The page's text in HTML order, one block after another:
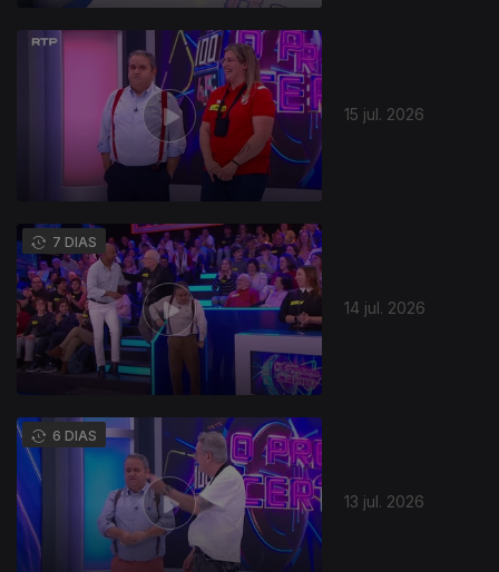
15 jul. 2026
7 DIAS
14 jul. 2026
6 DIAS
13 jul. 2026